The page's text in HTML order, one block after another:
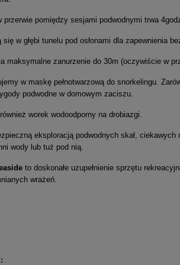
przerwie pomiędzy sesjami podwodnymi trwa
się w głębi tunelu pod osłonami dla zapewnienia
maksymalne zanurzenie do 30m (oczywiście w
w maskę pełnotwarzową do snorkelingu.
podwodne w domowym zaciszu.
worek wodoodporny na drobiazgi.
eksploracją podwodnych skał,
wody lub tuż pod nią.
to doskonałe uzupełnienie sprzętu
wrażeń.